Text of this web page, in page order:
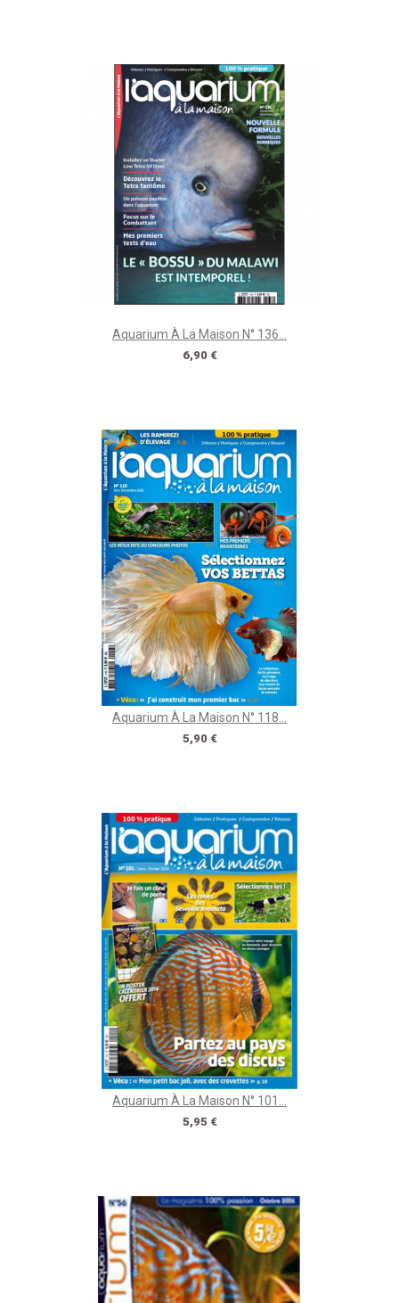
Aquarium À La Maison N° 136...
Prix
6,90 €
Aquarium À La Maison N° 118...
Prix
5,90 €
Aquarium À La Maison N° 101...
Prix
5,95 €